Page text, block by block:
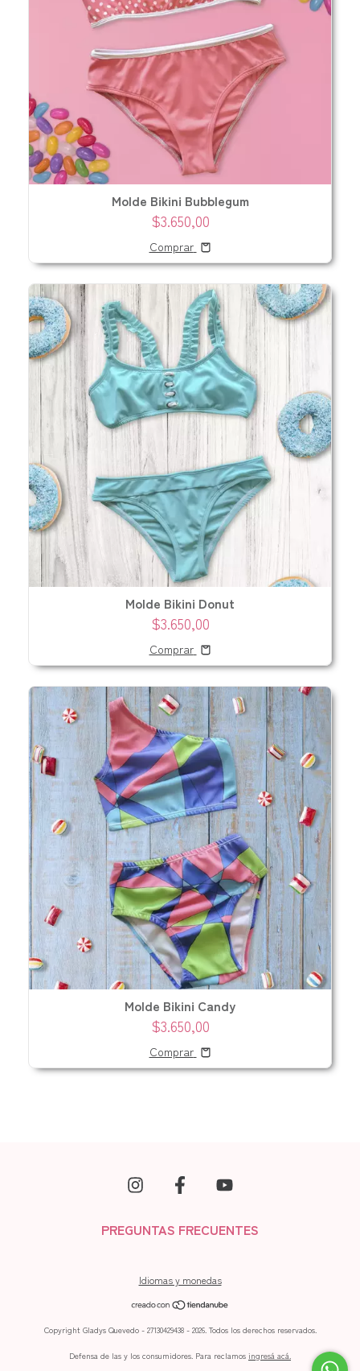
Molde Bikini Bubblegum
$3.650,00
Comprar
Molde Bikini Donut
$3.650,00
Comprar
Molde Bikini Candy
$3.650,00
Comprar
PREGUNTAS FRECUENTES
Idiomas y monedas
Copyright Gladys Quevedo - 27130429438 - 2026. Todos los derechos reservados.
Defensa de las y los consumidores. Para reclamos ingresá acá.